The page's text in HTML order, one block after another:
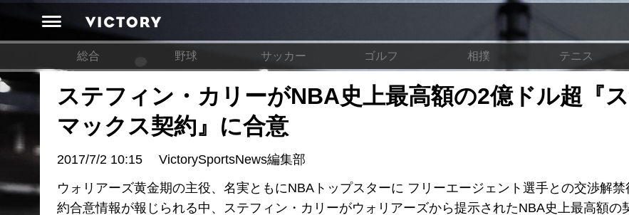
総合 野球 サッカー ゴルフ 相撲 テニス
ステフィン・カリーがNBA史上最高額の2億ドル超『
マックス契約』に合意
2017/7/2 10:15
VictorySportsNews編集部
ウォリアーズ黄金期の主役、名実ともにNBAトップスターに フリーエージェント選手との交渉解
約合意情報が報じられる中、ステフィン・カリーがウォリアーズから提示されたNBA史上最高額の